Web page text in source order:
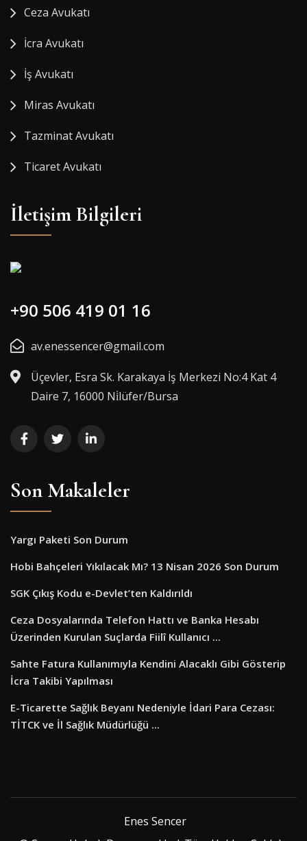
Ceza Avukatı
İcra Avukatı
İş Avukatı
Miras Avukatı
Tazminat Avukatı
Ticaret Avukatı
İletişim Bilgileri
+90 506 419 01 16
av.enessencer@gmail.com
Üçevler, Esra Sk. Karakaya İş Merkezi No:4 Kat 4
Daire 7, 16000 Ni̇lüfer/Bursa
Son Makaleler
Yargı Paketi Son Durum
Hobi Bahçeleri Yıkılacak Mı? 13 Nisan 2026 Son Durum
SGK Çıkış Kodu e-Devlet’ten Kaldırıldı
Ceza Dosyalarında Telefon Hattı ve Banka Hesabı
Üzerinden Kurulan Suçlarda Fiilî Kullanıcı ...
Sahte Fatura Kullanımıyla Kendini Alacaklı Gibi Gösterip
İcra Takibi Yapılması
E-Ticarette Sağlık Beyanı Nedeniyle İdari Para Cezası:
TİTCK ve İl Sağlık Müdürlüğü ...
Enes Sencer